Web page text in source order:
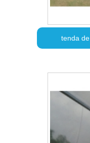
tenda